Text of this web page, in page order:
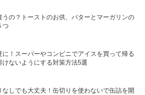
うの？トーストのお供、バターとマーガリンの
つ
に！スーパーやコンビニでアイスを買って帰る
けないようにする対策方法5選
なしでも大丈夫！缶切りを使わないで缶詰を開